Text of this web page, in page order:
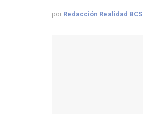
por Redacción Realidad BCS